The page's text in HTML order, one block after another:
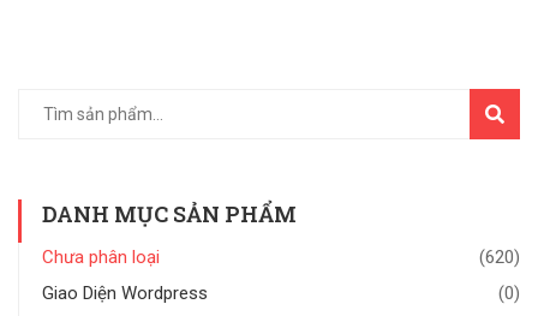
TÌM
DANH MỤC SẢN PHẨM
Chưa phân loại
(620)
Giao Diện Wordpress
(0)